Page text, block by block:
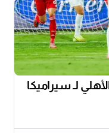
لـ سيراميكا